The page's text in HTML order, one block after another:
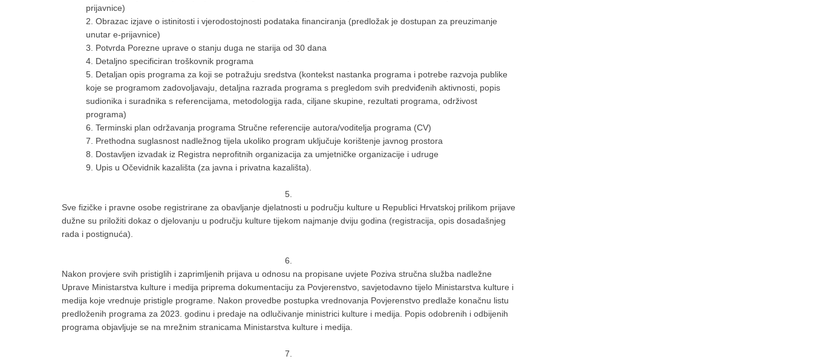
prijavnice)
2. Obrazac izjave o istinitosti i vjerodostojnosti podataka financiranja (predložak je dostupan za preuzimanje
unutar e-prijavnice)
3. Potvrda Porezne uprave o stanju duga ne starija od 30 dana
4. Detaljno specificiran troškovnik programa
5. Detaljan opis programa za koji se potražuju sredstva (kontekst nastanka programa i potrebe razvoja publike
koje se programom zadovoljavaju, detaljna razrada programa s pregledom svih predviđenih aktivnosti, popis
sudionika i suradnika s referencijama, metodologija rada, ciljane skupine, rezultati programa, održivost
programa)
6. Terminski plan održavanja programa Stručne referencije autora/voditelja programa (CV)
7. Prethodna suglasnost nadležnog tijela ukoliko program uključuje korištenje javnog prostora
8. Dostavljen izvadak iz Registra neprofitnih organizacija za umjetničke organizacije i udruge
9. Upis u Očevidnik kazališta (za javna i privatna kazališta).
5.
Sve fizičke i pravne osobe registrirane za obavljanje djelatnosti u području kulture u Republici Hrvatskoj prilikom prijave
dužne su priložiti dokaz o djelovanju u području kulture tijekom najmanje dviju godina (registracija, opis dosadašnjeg
rada i postignuća).
6.
Nakon provjere svih pristiglih i zaprimljenih prijava u odnosu na propisane uvjete Poziva stručna služba nadležne
Uprave Ministarstva kulture i medija priprema dokumentaciju za Povjerenstvo, savjetodavno tijelo Ministarstva kulture i
medija koje vrednuje pristigle programe. Nakon provedbe postupka vrednovanja Povjerenstvo predlaže konačnu listu
predloženih programa za 2023. godinu i predaje na odlučivanje ministrici kulture i medija. Popis odobrenih i odbijenih
programa objavljuje se na mrežnim stranicama Ministarstva kulture i medija.
7.